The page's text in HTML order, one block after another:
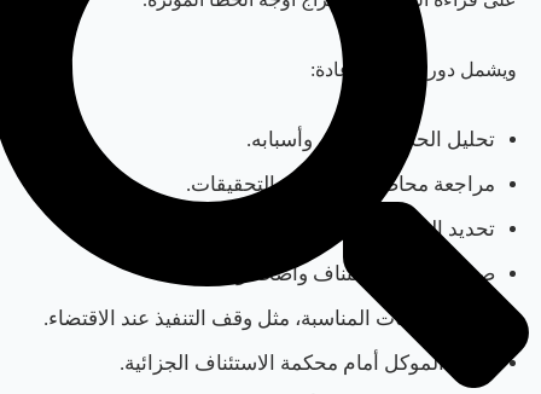
ويشمل دور المحامي عادة:
تحليل الحكم الابتدائي وأسبابه.
مراجعة محاضر الجلسات والتحقيقات.
تحديد الدفوع القانونية والموضوعية الممكنة.
صياغة مذكرة استئناف واضحة ومركزة.
تقديم الطلبات المناسبة، مثل وقف التنفيذ عند الاقتضاء.
تمثيل الموكل أمام محكمة الاستئناف الجزائية.